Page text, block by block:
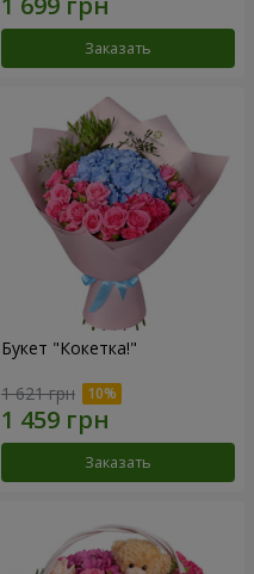
Заказать
Букет "Кокетка!"
1 621 грн
Заказать